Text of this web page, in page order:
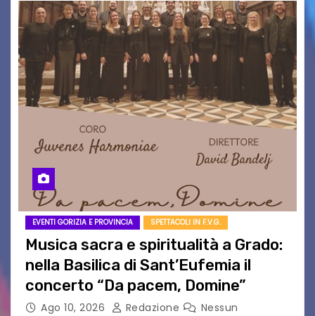
EVENTI GORIZIA E PROVINCIA SPETTACOLI IN F.V.G.
Musica sacra e spiritualità a Grado:
nella Basilica di Sant’Eufemia il
concerto “Da pacem, Domine”
Ago 10, 2026 Redazione
Nessun